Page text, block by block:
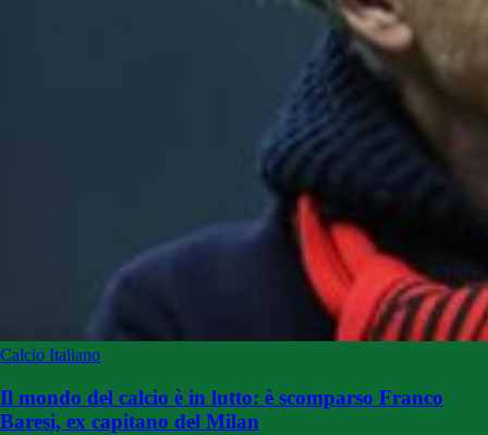
Calcio Italiano
Il mondo del calcio è in lutto: è scomparso Franco
Baresi, ex capitano del Milan